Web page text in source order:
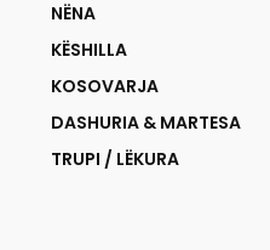
NËNA
KËSHILLA
KOSOVARJA
DASHURIA & MARTESA
TRUPI / LËKURA